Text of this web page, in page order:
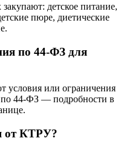
детское питание,
пюре, диетические
по 44-ФЗ для
условия или ограничения
по 44-ФЗ — подробности в
от КТРУ?